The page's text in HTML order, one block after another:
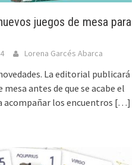
juegos de mesa para
Lorena Garcés Abarca
La editorial publicará
antes de que se acabe el
acompañar los encuentros […]